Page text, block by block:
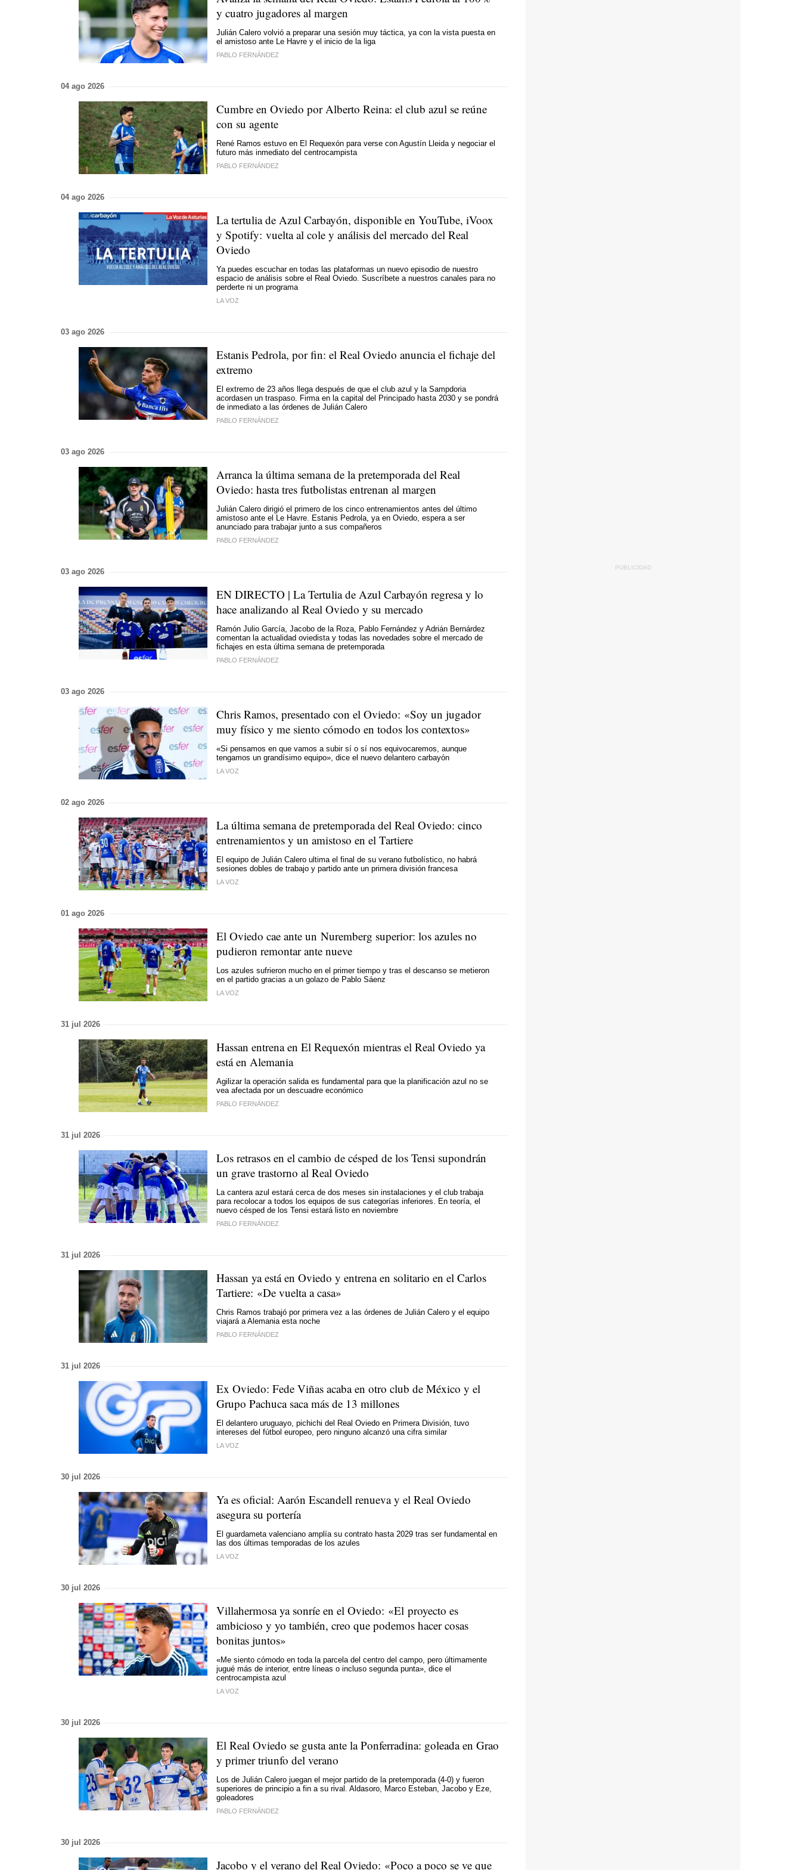
y cuatro jugadores al margen
Julián Calero volvió a preparar una sesión muy táctica, ya con la vista puesta en
el amistoso ante Le Havre y el inicio de la liga
PABLO FERNÁNDEZ
04 ago 2026
Cumbre en Oviedo por Alberto Reina: el club azul se reúne
con su agente
René Ramos estuvo en El Requexón para verse con Agustín Lleida y negociar el
futuro más inmediato del centrocampista
PABLO FERNÁNDEZ
04 ago 2026
La tertulia de Azul Carbayón, disponible en YouTube, iVoox
y Spotify: vuelta al cole y análisis del mercado del Real
Oviedo
Ya puedes escuchar en todas las plataformas un nuevo episodio de nuestro
espacio de análisis sobre el Real Oviedo. Suscríbete a nuestros canales para no
perderte ni un programa
LA VOZ
03 ago 2026
Estanis Pedrola, por fin: el Real Oviedo anuncia el fichaje del
extremo
El extremo de 23 años llega después de que el club azul y la Sampdoria
acordasen un traspaso. Firma en la capital del Principado hasta 2030 y se pondrá
de inmediato a las órdenes de Julián Calero
PABLO FERNÁNDEZ
03 ago 2026
Arranca la última semana de la pretemporada del Real
Oviedo: hasta tres futbolistas entrenan al margen
Julián Calero dirigió el primero de los cinco entrenamientos antes del último
amistoso ante el Le Havre. Estanis Pedrola, ya en Oviedo, espera a ser
anunciado para trabajar junto a sus compañeros
PABLO FERNÁNDEZ
03 ago 2026
EN DIRECTO | La Tertulia de Azul Carbayón regresa y lo
hace analizando al Real Oviedo y su mercado
Ramón Julio García, Jacobo de la Roza, Pablo Fernández y Adrián Bernárdez
comentan la actualidad oviedista y todas las novedades sobre el mercado de
fichajes en esta última semana de pretemporada
PABLO FERNÁNDEZ
03 ago 2026
Chris Ramos, presentado con el Oviedo: «Soy un jugador
muy físico y me siento cómodo en todos los contextos»
«Si pensamos en que vamos a subir sí o sí nos equivocaremos, aunque
tengamos un grandísimo equipo», dice el nuevo delantero carbayón
LA VOZ
02 ago 2026
La última semana de pretemporada del Real Oviedo: cinco
entrenamientos y un amistoso en el Tartiere
El equipo de Julián Calero ultima el final de su verano futbolístico, no habrá
sesiones dobles de trabajo y partido ante un primera división francesa
LA VOZ
01 ago 2026
El Oviedo cae ante un Nuremberg superior: los azules no
pudieron remontar ante nueve
Los azules sufrieron mucho en el primer tiempo y tras el descanso se metieron
en el partido gracias a un golazo de Pablo Sáenz
LA VOZ
31 jul 2026
Hassan entrena en El Requexón mientras el Real Oviedo ya
está en Alemania
Agilizar la operación salida es fundamental para que la planificación azul no se
vea afectada por un descuadre económico
PABLO FERNÁNDEZ
31 jul 2026
Los retrasos en el cambio de césped de los Tensi supondrán
un grave trastorno al Real Oviedo
La cantera azul estará cerca de dos meses sin instalaciones y el club trabaja
para recolocar a todos los equipos de sus categorías inferiores. En teoría, el
nuevo césped de los Tensi estará listo en noviembre
PABLO FERNÁNDEZ
31 jul 2026
Hassan ya está en Oviedo y entrena en solitario en el Carlos
Tartiere: «De vuelta a casa»
Chris Ramos trabajó por primera vez a las órdenes de Julián Calero y el equipo
viajará a Alemania esta noche
PABLO FERNÁNDEZ
31 jul 2026
Ex Oviedo: Fede Viñas acaba en otro club de México y el
Grupo Pachuca saca más de 13 millones
El delantero uruguayo, pichichi del Real Oviedo en Primera División, tuvo
intereses del fútbol europeo, pero ninguno alcanzó una cifra similar
LA VOZ
30 jul 2026
Ya es oficial: Aarón Escandell renueva y el Real Oviedo
asegura su portería
El guardameta valenciano amplía su contrato hasta 2029 tras ser fundamental en
las dos últimas temporadas de los azules
LA VOZ
30 jul 2026
Villahermosa ya sonríe en el Oviedo: «El proyecto es
ambicioso y yo también, creo que podemos hacer cosas
bonitas juntos»
«Me siento cómodo en toda la parcela del centro del campo, pero últimamente
jugué más de interior, entre líneas o incluso segunda punta», dice el
centrocampista azul
LA VOZ
30 jul 2026
El Real Oviedo se gusta ante la Ponferradina: goleada en Grao
y primer triunfo del verano
Los de Julián Calero juegan el mejor partido de la pretemporada (4-0) y fueron
superiores de principio a fin a su rival. Aldasoro, Marco Esteban, Jacobo y Eze,
goleadores
PABLO FERNÁNDEZ
30 jul 2026
Jacobo y el verano del Real Oviedo: «Poco a poco se ve que